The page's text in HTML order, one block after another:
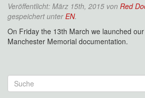
Veröffentlicht: März 15th, 2015 von Red
gespeichert unterEN.
On Friday the 13th March we launched
Manchester Memorial documentation.